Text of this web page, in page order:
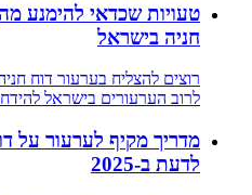
טעויות שכדאי להימנע
חניה בישראל
רוצים להצליח בערעור דוח
לרוב הערעורים בישראל
מדריך מקיף לערעור על
לדעת ב-2025